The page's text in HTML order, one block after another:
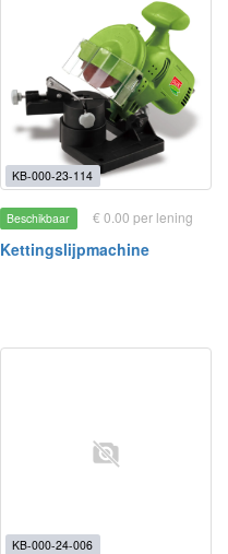
KB-000-23-114
Beschikbaar € 0.00 per lening
Kettingslijpmachine
KB-000-24-006